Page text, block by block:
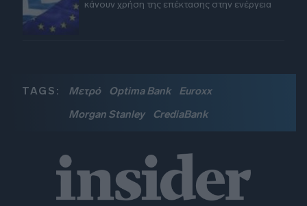
κάνουν χρήση της επέκτασης στην ενέργεια
TAGS: Μετρό Optima Bank
Euroxx
Morgan Stanley
CrediaBank